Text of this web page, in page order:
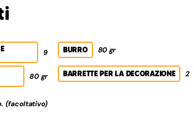
9 BURRO 80 gr
80 gr BARRETTE PER LA DECORAZIONE 2
(facoltativo)